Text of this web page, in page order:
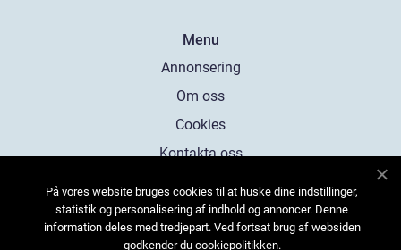
Menu
Annonsering
Om oss
Cookies
Kontakta oss
På vores website bruges cookies til at huske dine indstillinger,
statistik og personalisering af indhold og annoncer. Denne
information deles med tredjepart. Ved fortsat brug af websiden
godkender du cookiepolitikken.